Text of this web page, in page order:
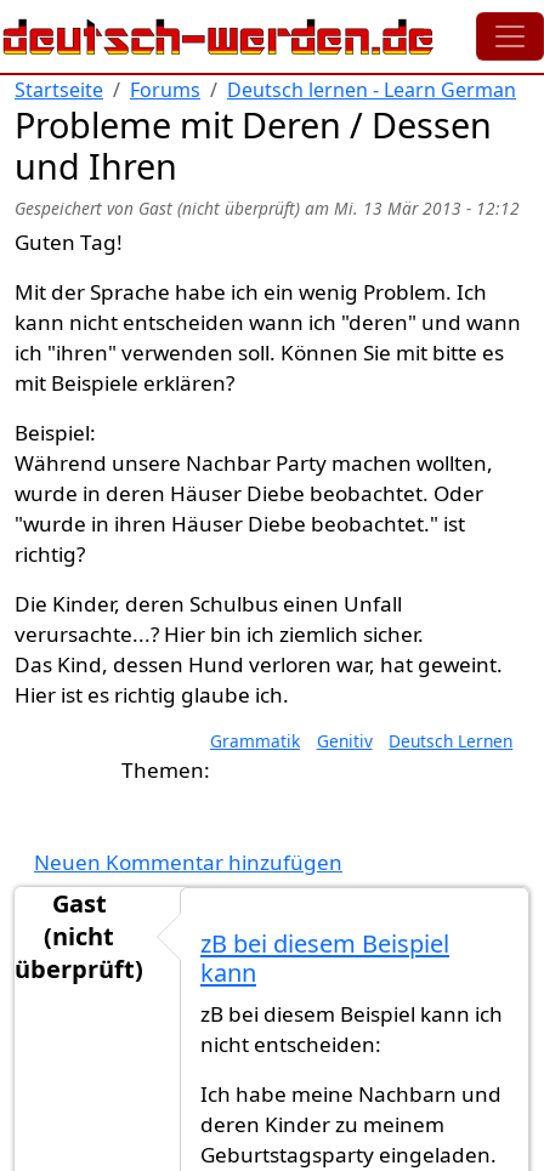
Direkt zum Inhalt
Startseite Forums Deutsch lernen - Learn German
Probleme mit Deren / Dessen
und Ihren
Gespeichert von Gast (nicht überprüft) am Mi. 13 Mär 2013 - 12:12
Guten Tag!
Mit der Sprache habe ich ein wenig Problem. Ich
kann nicht entscheiden wann ich "deren" und wann
ich "ihren" verwenden soll. Können Sie mit bitte es
mit Beispiele erklären?
Beispiel:
Während unsere Nachbar Party machen wollten,
wurde in deren Häuser Diebe beobachtet. Oder
"wurde in ihren Häuser Diebe beobachtet." ist
richtig?
Die Kinder, deren Schulbus einen Unfall
verursachte...? Hier bin ich ziemlich sicher.
Das Kind, dessen Hund verloren war, hat geweint.
Hier ist es richtig glaube ich.
Grammatik Genitiv Deutsch Lernen
Neuen Kommentar hinzufügen
Gast
(nicht
überprüft)
zB bei diesem Beispiel
kann
zB bei diesem Beispiel kann ich
nicht entscheiden:
Ich habe meine Nachbarn und
deren Kinder zu meinem
Geburtstagsparty eingeladen.